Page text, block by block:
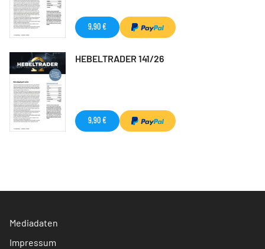
9,90 €
HEBELTRADER 141/26
9,90 €
Mediadaten
Impressum